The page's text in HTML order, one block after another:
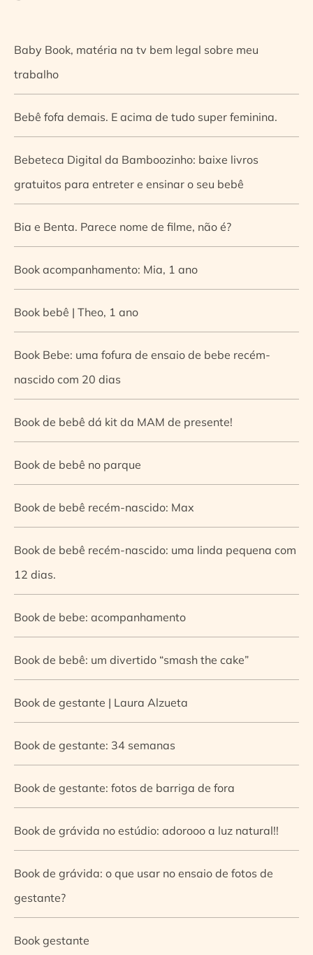
Baby Book, matéria na tv bem legal sobre meu
trabalho
Bebê fofa demais. E acima de tudo super feminina.
Bebeteca Digital da Bamboozinho: baixe livros
gratuitos para entreter e ensinar o seu bebê
Bia e Benta. Parece nome de filme, não é?
Book acompanhamento: Mia, 1 ano
Book bebê | Theo, 1 ano
Book Bebe: uma fofura de ensaio de bebe recém-
nascido com 20 dias
Book de bebê dá kit da MAM de presente!
Book de bebê no parque
Book de bebê recém-nascido: Max
Book de bebê recém-nascido: uma linda pequena com
12 dias.
Book de bebe: acompanhamento
Book de bebê: um divertido “smash the cake”
Book de gestante | Laura Alzueta
Book de gestante: 34 semanas
Book de gestante: fotos de barriga de fora
Book de grávida no estúdio: adorooo a luz natural!!
Book de grávida: o que usar no ensaio de fotos de
gestante?
Book gestante